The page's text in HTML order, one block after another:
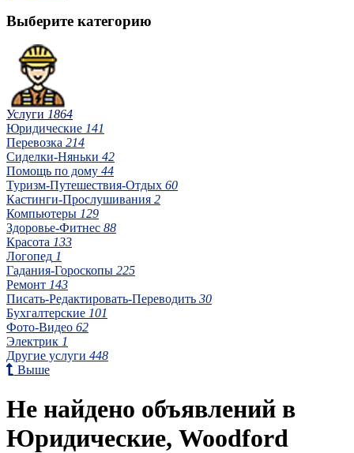
Выберите категорию
Услуги 1864
Юридические 141
Перевозка 214
Сиделки-Няньки 42
Помощь по дому 44
Туризм-Путешествия-Отдых 60
Кастинги-Прослушивания 2
Компьютеры 129
Здоровье-Фитнес 88
Красота 133
Логопед 1
Гадания-Гороскопы 225
Ремонт 143
Писать-Редактировать-Переводить 30
Бухгалтерские 101
Фото-Видео 62
Электрик 1
Другие услуги 448
Выше
Не найдено объявлений в
Юридические, Woodford